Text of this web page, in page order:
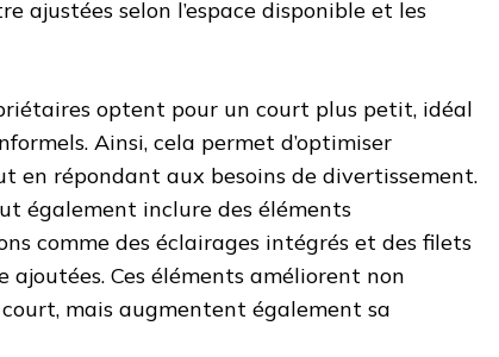
ajustées selon l’espace disponible et les
optent pour un court plus petit, idéal
Ainsi, cela permet d’optimiser
en répondant aux besoins de divertissement.
également inclure des éléments
comme des éclairages intégrés et des filets
Ces éléments améliorent non
mais augmentent également sa